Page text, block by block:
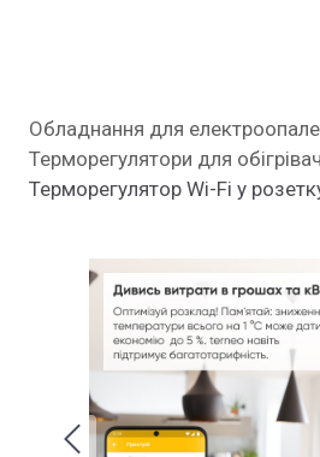
Обладнання для
Терморегулятори для
Терморегулятор Wi-Fi у